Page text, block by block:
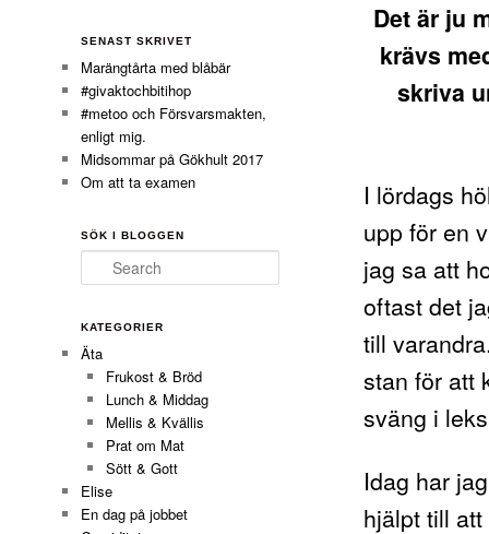
Det är ju
krävs
skriva
I lördags
upp för en
jag sa att
oftast det
till
stan för att
sväng i
Idag har
hjälpt till
SENAST SKRIVET
Marängtårta med blåbär
#givaktochbitihop
#metoo och Försvarsmakten,
enligt mig.
Midsommar på Gökhult 2017
Om att ta examen
SÖK I BLOGGEN
Search
KATEGORIER
Äta
Frukost & Bröd
Lunch & Middag
Mellis & Kvällis
Prat om Mat
Sött & Gott
Elise
En dag på jobbet